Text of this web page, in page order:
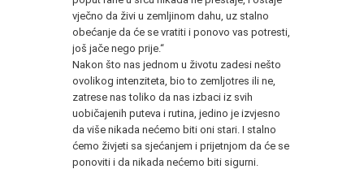
vječno da živi u zemljinom dahu, uz stalno
obećanje da će se vratiti i ponovo vas potresti,
još jače nego prije.“
Nakon što nas jednom u životu zadesi nešto
ovolikog intenziteta, bio to zemljotres ili ne,
zatrese nas toliko da nas izbaci iz svih
uobičajenih puteva i rutina, jedino je izvjesno
da više nikada nećemo biti oni stari. I stalno
ćemo živjeti sa sjećanjem i prijetnjom da će se
ponoviti i da nikada nećemo biti sigurni.